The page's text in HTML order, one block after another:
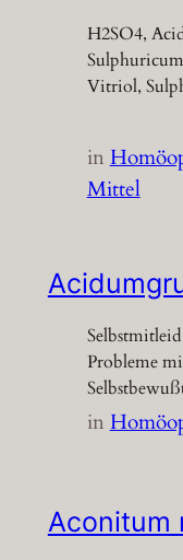
H2SO4,
Vitriol,
in
Mittel
Probleme
in
Aconitum